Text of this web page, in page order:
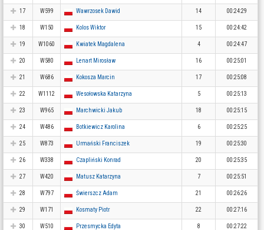
17 W599 Wawrzosek Dawid 14 00:24:29
18 W150 Kolos Wiktor 15 00:24:42
19 W1060 Kwiatek Magdalena 4 00:24:47
20 W580 Lenart Mirosław 16 00:25:01
21 W686 Kokosza Marcin 17 00:25:08
22 W1112 Wesołowska Katarzyna 5 00:25:13
23 W965 Marchwicki Jakub 18 00:25:15
24 W486 Botkiewicz Karolina 6 00:25:25
25 W873 Urmański Franciszek 19 00:25:30
26 W338 Czapliński Konrad 20 00:25:35
27 W420 Matusz Katarzyna 7 00:25:51
28 W797 Świerszcz Adam 21 00:26:26
29 W171 Kosmaty Piotr 22 00:27:16
30 W510 Przesmycka Edyta 8 00:27:22